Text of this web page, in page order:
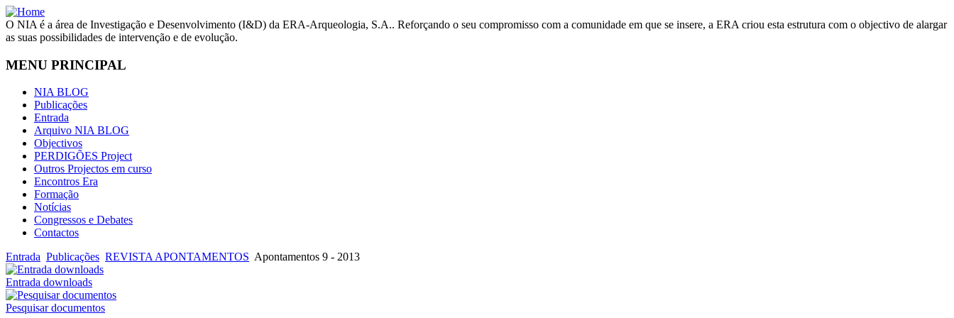
O NIA é a área de Investigação e Desenvolvimento (I&D) da ERA-Arqueologia, S.A.. Reforçando o seu compromisso com a comunidade em que se insere, a ERA criou esta estrutura com o objectivo de alargar
as suas possibilidades de intervenção e de evolução.
MENU PRINCIPAL
NIA BLOG
Publicações
Entrada
Arquivo NIA BLOG
Objectivos
PERDIGÕES Project
Outros Projectos em curso
Encontros Era
Formação
Notícias
Congressos e Debates
Contactos
Entrada Publicações REVISTA APONTAMENTOS Apontamentos 9 - 2013
Entrada downloads
Pesquisar documentos